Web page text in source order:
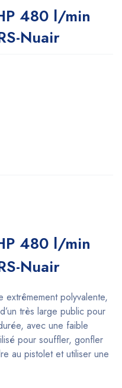
480 l/min
Nuair
480 l/min
Nuair
polyvalente,
très large public pour
avec une faible
pour souffler, gonfler
au pistolet et utiliser une